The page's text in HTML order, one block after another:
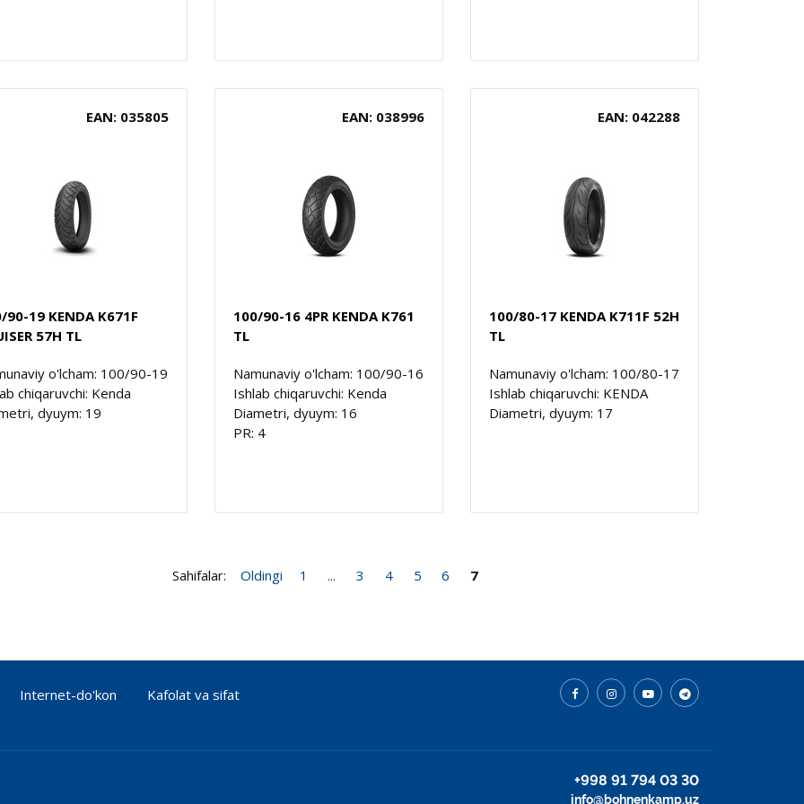
EAN: 035805
90-19 KENDA K671F
57H TL
o'lcham: 100/90-19
chiqaruvchi: Kenda
dyuym: 19
EAN: 038996
100/90-16 4PR KENDA K761
TL
Namunaviy o'lcham: 100/90-16
Ishlab chiqaruvchi: Kenda
Diametri, dyuym: 16
PR: 4
EAN: 042288
100/80-17 KENDA K711F 52H
TL
Namunaviy o'lcham: 100/80-17
Ishlab chiqaruvchi: KENDA
Diametri, dyuym: 17
Sahifalar: Oldingi 1 ... 3 4 5 6 7
Internet-do'kon
Kafolat va sifat
+998 91 794 03 30
info@bohnenkamp.uz